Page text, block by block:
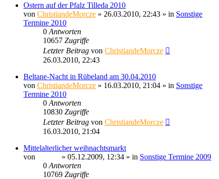
Ostern auf der Pfalz Tilleda 2010
von ChristiandeMorcze » 26.03.2010, 22:43 » in Sonstige
Termine 2010
0 Antworten
10657 Zugriffe
Letzter Beitrag von ChristiandeMorcze
26.03.2010, 22:43
Beltane-Nacht in Rübeland am 30.04.2010
von ChristiandeMorcze » 16.03.2010, 21:04 » in Sonstige
Termine 2010
0 Antworten
10830 Zugriffe
Letzter Beitrag von ChristiandeMorcze
16.03.2010, 21:04
Mittelalterlicher weihnachtsmarkt
von
» 05.12.2009, 12:34 » in Sonstige Termine 2009
0 Antworten
10769 Zugriffe